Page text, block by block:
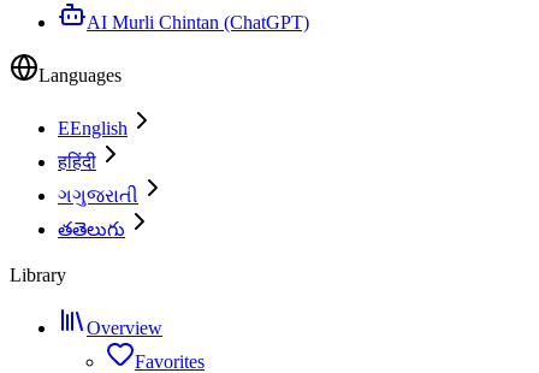
AI Murli Chintan (ChatGPT)
Languages
EEnglish
हहिंदी
ગગુજરાતી
తతెలుగు
Library
Overview
Favorites